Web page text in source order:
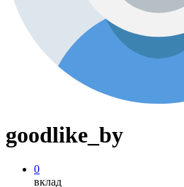
goodlike_by
0
вклад